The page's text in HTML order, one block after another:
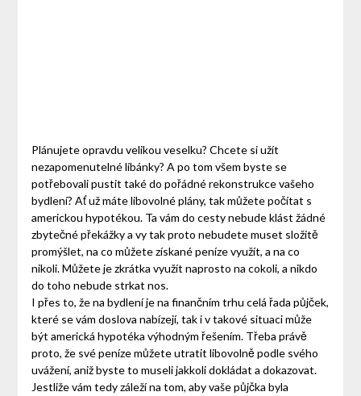
Plánujete opravdu velikou veselku? Chcete si užít
nezapomenutelné líbánky? A po tom všem byste se
potřebovali pustit také do pořádné rekonstrukce vašeho
bydlení? Ať už máte libovolné plány, tak můžete počítat s
americkou hypotékou. Ta vám do cesty nebude klást žádné
zbytečné překážky a vy tak proto nebudete muset složitě
promýšlet, na co můžete získané peníze využít, a na co
nikoli. Můžete je zkrátka využít naprosto na cokoli, a nikdo
do toho nebude strkat nos.
I přes to, že na bydlení je na finančním trhu celá řada půjček,
které se vám doslova nabízejí, tak i v takové situaci může
být americká hypotéka výhodným řešením. Třeba právě
proto, že své peníze můžete utratit libovolně podle svého
uvážení, aniž byste to museli jakkoli dokládat a dokazovat.
Jestliže vám tedy záleží na tom, aby vaše půjčka byla